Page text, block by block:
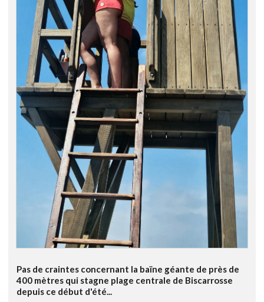
Pas de craintes concernant la baïne géante de près de
400 mètres qui stagne plage centrale de Biscarrosse
depuis ce début d'été...